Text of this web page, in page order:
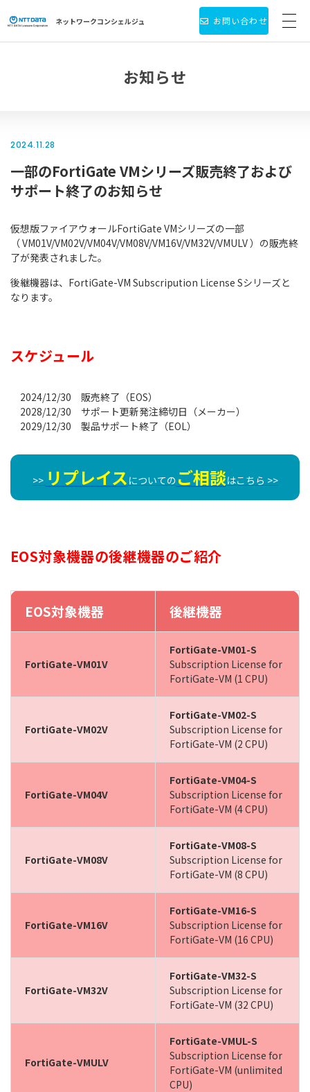
ネットワークコンシェルジュ
新着情報
会社情報
お問い合わせ
お知らせ
2024.11.28
一部のFortiGate VMシリーズ販売終了および
サポート終了のお知らせ
仮想版ファイアウォールFortiGate VMシリーズの一部
（ VM01V/VM02V/VM04V/VM08V/VM16V/VM32V/VMULV ）の販売終
了が発表されました。
後継機器は、FortiGate-VM Subscripution License Sシリーズと
なります。
スケジュール
2024/12/30 販売終了（EOS）
2028/12/30 サポート更新発注締切日（メーカー）
2029/12/30 製品サポート終了（EOL）
>> リプレイス についての ご相談はこちら >>
EOS対象機器の後継機器のご紹介
EOS対象機器 後継機器
FortiGate-VM01V
FortiGate-VM01-S
Subscription License for
FortiGate-VM (1 CPU)
FortiGate-VM02V
FortiGate-VM02-S
Subscription License for
FortiGate-VM (2 CPU)
FortiGate-VM04V
FortiGate-VM04-S
Subscription License for
FortiGate-VM (4 CPU)
FortiGate-VM08V
FortiGate-VM08-S
Subscription License for
FortiGate-VM (8 CPU)
FortiGate-VM16V
FortiGate-VM16-S
Subscription License for
FortiGate-VM (16 CPU)
FortiGate-VM32V
FortiGate-VM32-S
Subscription License for
FortiGate-VM (32 CPU)
FortiGate-VMULV
FortiGate-VMUL-S
Subscription License for
FortiGate-VM (unlimited
CPU)